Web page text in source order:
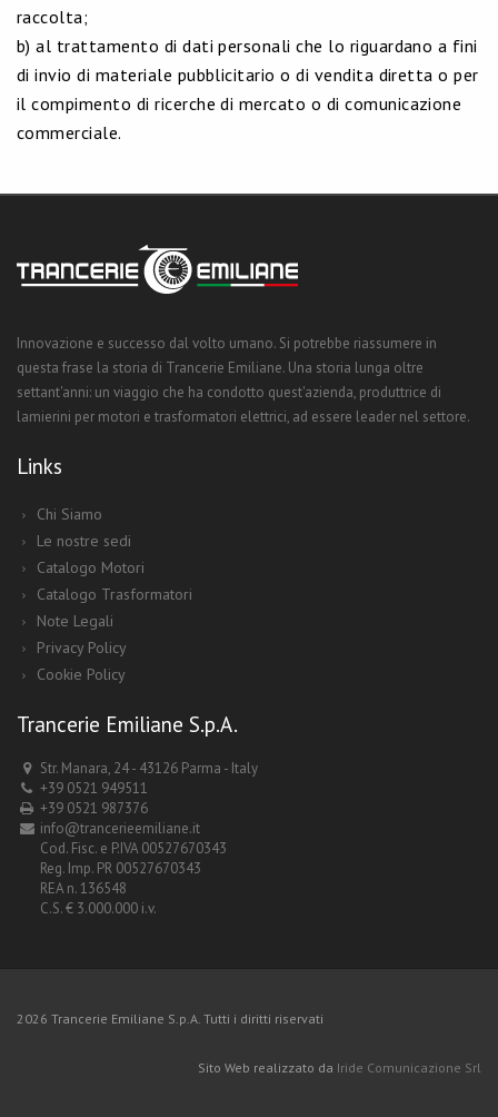
raccolta;
b) al trattamento di dati personali che lo riguardano a fini
di invio di materiale pubblicitario o di vendita diretta o per
il compimento di ricerche di mercato o di comunicazione
commerciale.
Innovazione e successo dal volto umano. Si potrebbe riassumere in
questa frase la storia di Trancerie Emiliane. Una storia lunga oltre
settant'anni: un viaggio che ha condotto quest'azienda, produttrice di
lamierini per motori e trasformatori elettrici, ad essere leader nel settore.
Links
Chi Siamo
Le nostre sedi
Catalogo Motori
Catalogo Trasformatori
Note Legali
Privacy Policy
Cookie Policy
Trancerie Emiliane S.p.A.
Str. Manara, 24 - 43126 Parma - Italy
+39 0521 949511
+39 0521 987376
info@trancerieemiliane.it
Cod. Fisc. e P.IVA 00527670343
Reg. Imp. PR 00527670343
REA n. 136548
C.S. € 3.000.000 i.v.
2026 Trancerie Emiliane S.p.A. Tutti i diritti riservati
Sito Web realizzato da Iride Comunicazione Srl